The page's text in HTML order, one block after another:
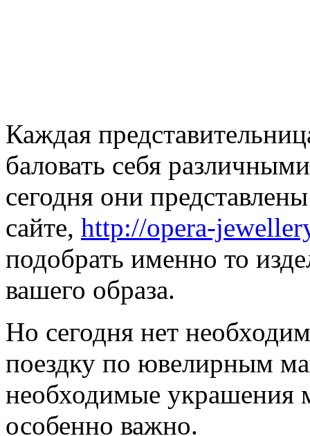
Каждая
баловать себя
сегодня они
сайте, http://opera-
подобрать именно то
вашего образа.
Но сегодня нет
поездку по ювелирным
необходимые украшения
особенно важно.